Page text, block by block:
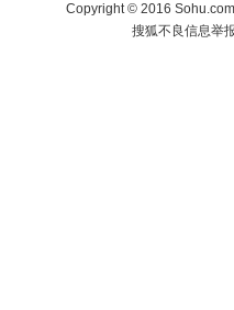
Copyright©2016
搜狐不良信息举